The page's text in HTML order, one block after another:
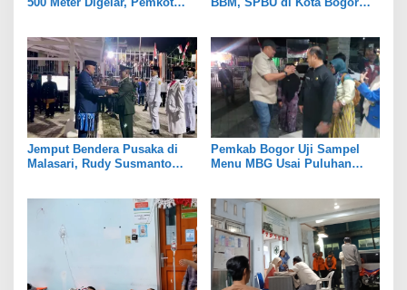
Jemput Bendera Pusaka di
Malasari, Rudy Susmanto
Pemkab Bogor Uji Sampel
Menu MBG Usai Puluhan